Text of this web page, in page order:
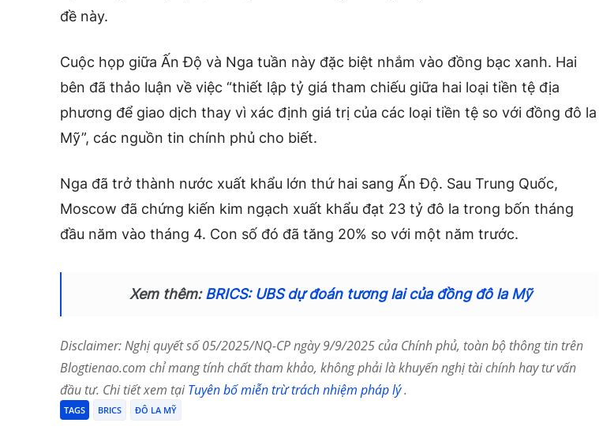
đề này.
Cuộc họp giữa Ấn Độ và Nga tuần này đặc biệt nhắm vào đồng bạc xanh. Hai
bên đã thảo luận về việc “thiết lập tỷ giá tham chiếu giữa hai loại tiền tệ địa
phương để giao dịch thay vì xác định giá trị của các loại tiền tệ so với đồng đô la
Mỹ”, các nguồn tin chính phủ cho biết.
Nga đã trở thành nước xuất khẩu lớn thứ hai sang Ấn Độ. Sau Trung Quốc,
Moscow đã chứng kiến ​​kim ngạch xuất khẩu đạt 23 tỷ đô la trong bốn tháng
đầu năm vào tháng 4. Con số đó đã tăng 20% ​​so với một năm trước.
Xem thêm:BRICS: UBS dự đoán tương lai của đồng đô la Mỹ
Disclaimer: Nghị quyết số 05/2025/NQ-CP ngày 9/9/2025 của Chính phủ, toàn bộ thông tin trên
Blogtienao.com chỉ mang tính chất tham khảo, không phải là khuyến nghị tài chính hay tư vấn
đầu tư. Chi tiết xem tạiTuyên bố miễn trừ trách nhiệm pháp lý.
TAGS BRICS ĐÔ LA MỸ